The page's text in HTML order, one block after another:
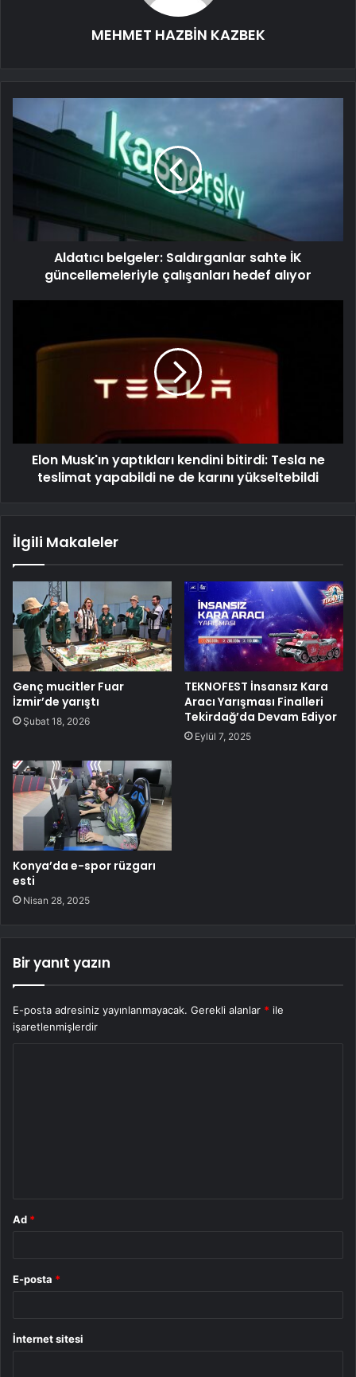
MEHMET HAZBİN KAZBEK
Aldatıcı belgeler: Saldırganlar sahte İK
güncellemeleriyle çalışanları hedef alıyor
Elon Musk'ın yaptıkları kendini bitirdi: Tesla ne
teslimat yapabildi ne de karını yükseltebildi
İlgili Makaleler
Genç mucitler Fuar
İzmir’de yarıştı
Şubat 18, 2026
TEKNOFEST İnsansız Kara
Aracı Yarışması Finalleri
Tekirdağ’da Devam Ediyor
Eylül 7, 2025
Konya’da e-spor rüzgarı
esti
Nisan 28, 2025
Bir yanıt yazın
E-posta adresiniz yayınlanmayacak. Gerekli alanlar * ile
işaretlenmişlerdir
Ad *
E-posta *
İnternet sitesi